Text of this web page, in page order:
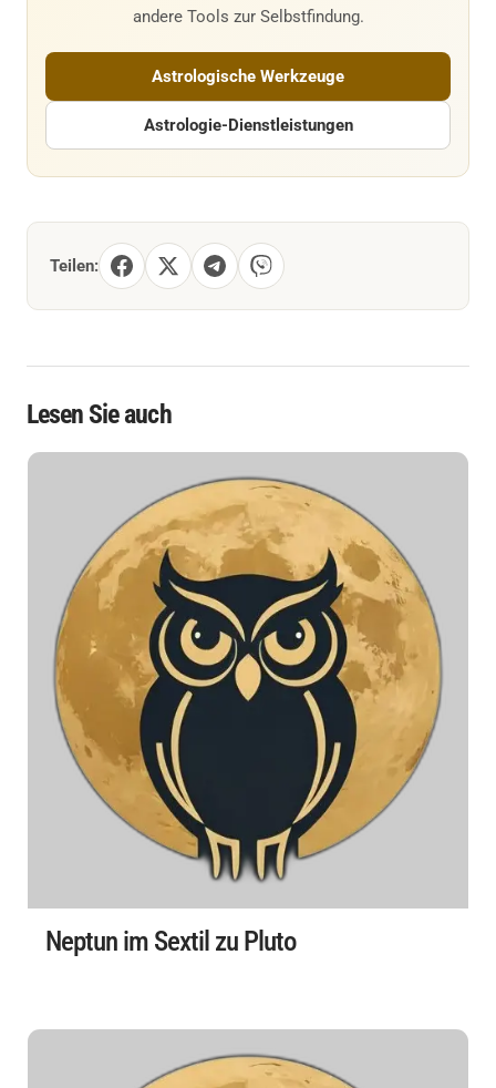
andere Tools zur Selbstfindung.
Astrologische Werkzeuge
Astrologie-Dienstleistungen
Teilen:
Lesen Sie auch
Neptun im Sextil zu Pluto